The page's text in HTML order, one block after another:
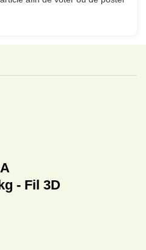
- Fil 3D